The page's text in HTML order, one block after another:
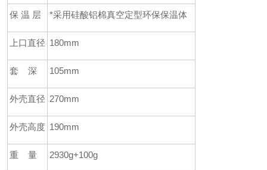
保 温 层 *采用硅酸铝棉真空定型环保保温体
上口直径 180mm
套 深 105mm
外壳直径 270mm
外壳高度 190mm
重 量 2930g+100g